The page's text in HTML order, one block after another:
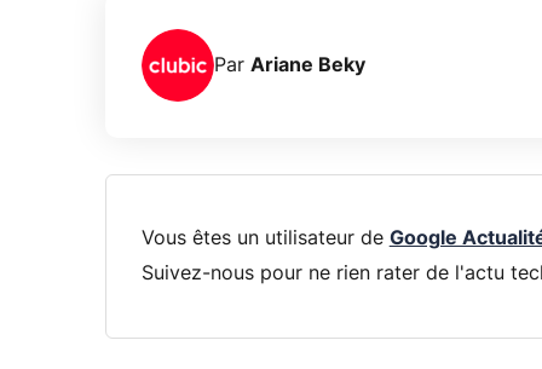
Par Ariane Beky
Vous êtes un utilisateur de Google
Suivez-nous pour ne rien rater de l'actu